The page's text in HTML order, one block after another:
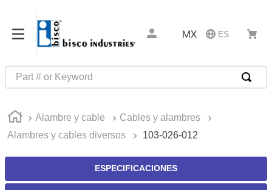
MX ES
Part # or Keyword
Alambre y cable
Cables y alambres
Alambres y cables diversos
103-026-012
ESPECIFICACIONES
1.
m1
2.
southco latch
4.
m21143